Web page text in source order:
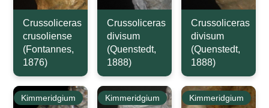
Crussoliceras
crusoliense
(Fontannes,
1876)
Crussoliceras
divisum
(Quenstedt,
1888)
Crussoliceras
divisum
(Quenstedt,
1888)
Kimmeridgium
Kimmeridgium
Kimmeridgium